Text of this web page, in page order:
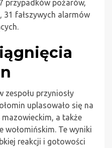
przypadków pożarów,
31 fałszywych alarmów
zespołu przyniosły
uplasowało się na
a także
wołomińskim. Te wyniki
reakcji i gotowości